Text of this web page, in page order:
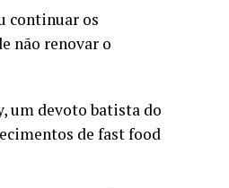
continuar os
não renovar o
um devoto batista do
de fast food